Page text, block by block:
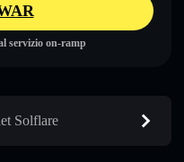
servizio on-ramp
Solflare